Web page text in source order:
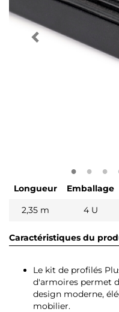
Longueur Emballage
2,35 m
4 U
Caractéristiques du
Le kit de profilés
d'armoires permet
design moderne,
mobilier.